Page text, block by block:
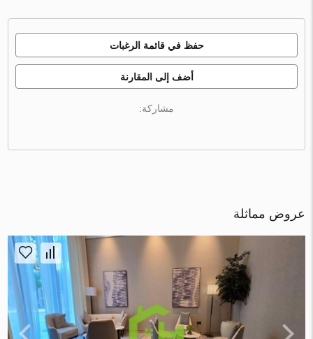
حفظ في قائمة الرغبات
أضف إلى المقارنة
مشاركة:
عروض مماثلة